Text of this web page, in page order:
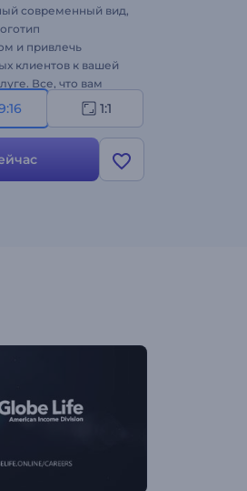
современный вид,
и привлечь
клиентов к вашей
Все, что вам
свой логотип,
вашей компании и
чтобы получить
видео
для продвижения
1:1